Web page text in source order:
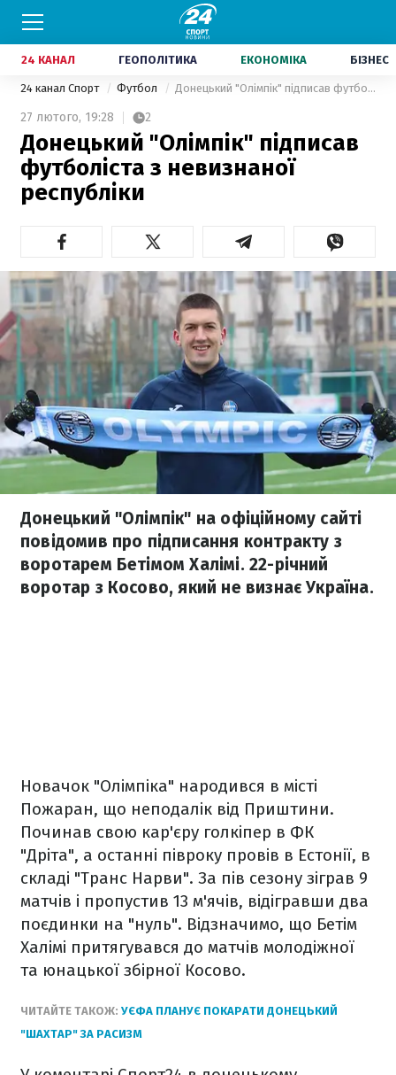
24 КАНАЛ ГЕОПОЛІТИКА ЕКОНОМІКА БІЗНЕС
24 канал Спорт Футбол Донецький "Олімпік" підписав футболіста з невизнаної республіки
27 лютого, 19:28 2
Донецький "Олімпік" підписав
футболіста з невизнаної
республіки
Донецький "Олімпік" на офіційному сайті
повідомив про підписання контракту з
воротарем Бетімом Халімі. 22-річний
воротар з Косово, який не визнає Україна.
Новачок "Олімпіка" народився в місті
Пожаран, що неподалік від Приштини.
Починав свою кар'єру голкіпер в ФК
"Дріта", а останні півроку провів в Естонії, в
складі "Транс Нарви". За пів сезону зіграв 9
матчів і пропустив 13 м'ячів, відігравши два
поєдинки на "нуль". Відзначимо, що Бетім
Халімі притягувався до матчів молодіжної
та юнацької збірної Косово.
ЧИТАЙТЕ ТАКОЖ: УЄФА ПЛАНУЄ ПОКАРАТИ ДОНЕЦЬКИЙ
"ШАХТАР" ЗА РАСИЗМ